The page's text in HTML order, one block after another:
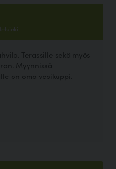
Terassille sekä myös
Myynnissä
on oma vesikuppi.